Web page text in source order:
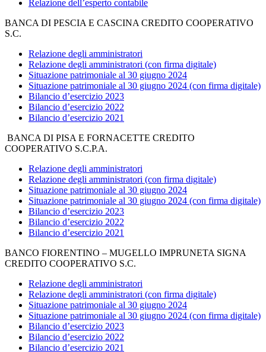
Relazione dell’esperto contabile
BANCA DI PESCIA E CASCINA CREDITO COOPERATIVO
S.C.
Relazione degli amministratori
Relazione degli amministratori (con firma digitale)
Situazione patrimoniale al 30 giugno 2024
Situazione patrimoniale al 30 giugno 2024 (con firma digitale)
Bilancio d’esercizio 2023
Bilancio d’esercizio 2022
Bilancio d’esercizio 2021
BANCA DI PISA E FORNACETTE CREDITO
COOPERATIVO S.C.P.A.
Relazione degli amministratori
Relazione degli amministratori (con firma digitale)
Situazione patrimoniale al 30 giugno 2024
Situazione patrimoniale al 30 giugno 2024 (con firma digitale)
Bilancio d’esercizio 2023
Bilancio d’esercizio 2022
Bilancio d’esercizio 2021
BANCO FIORENTINO – MUGELLO IMPRUNETA SIGNA
CREDITO COOPERATIVO S.C.
Relazione degli amministratori
Relazione degli amministratori (con firma digitale)
Situazione patrimoniale al 30 giugno 2024
Situazione patrimoniale al 30 giugno 2024 (con firma digitale)
Bilancio d’esercizio 2023
Bilancio d’esercizio 2022
Bilancio d’esercizio 2021